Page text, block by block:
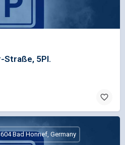
Straße, 5Pl.
Bad Honnef, Germany